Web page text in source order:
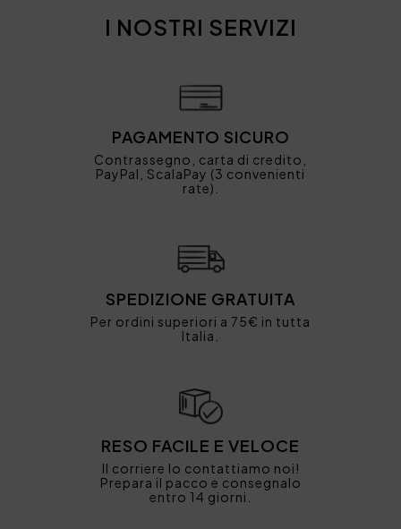
I NOSTRI SERVIZI
PAGAMENTO SICURO
Contrassegno, carta di credito,
PayPal, ScalaPay (3 convenienti
rate).
SPEDIZIONE GRATUITA
Per ordini superiori a 75€ in tutta
Italia.
RESO FACILE E VELOCE
Il corriere lo contattiamo noi!
Prepara il pacco e consegnalo
entro 14 giorni.